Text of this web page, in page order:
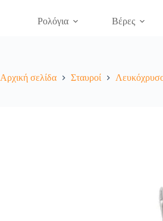
Ρολόγια Βέρες
Αρχική σελίδα Σταυροί